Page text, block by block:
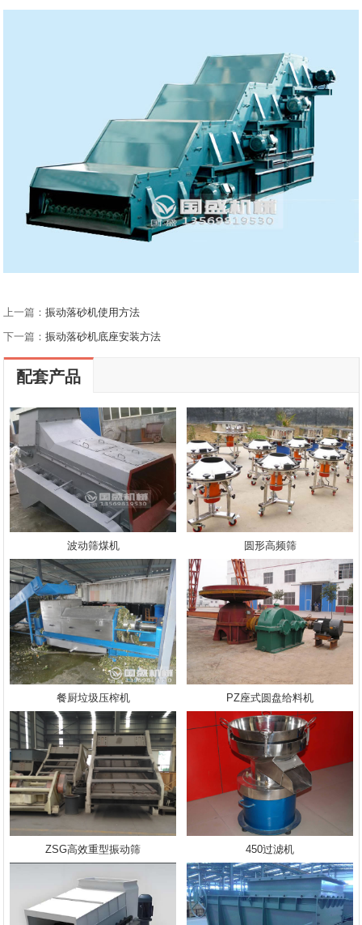
上一篇：振动落砂机使用方法
下一篇：振动落砂机底座安装方法
配套产品
波动筛煤机 圆形高频筛
餐厨垃圾压榨机 PZ座式圆盘给料机
ZSG高效重型振动筛 450过滤机